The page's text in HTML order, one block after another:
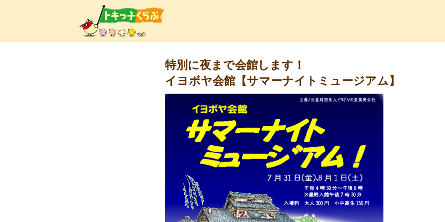
特別に夜まで会館します！
イヨボヤ会館【サマーナイトミュージアム】